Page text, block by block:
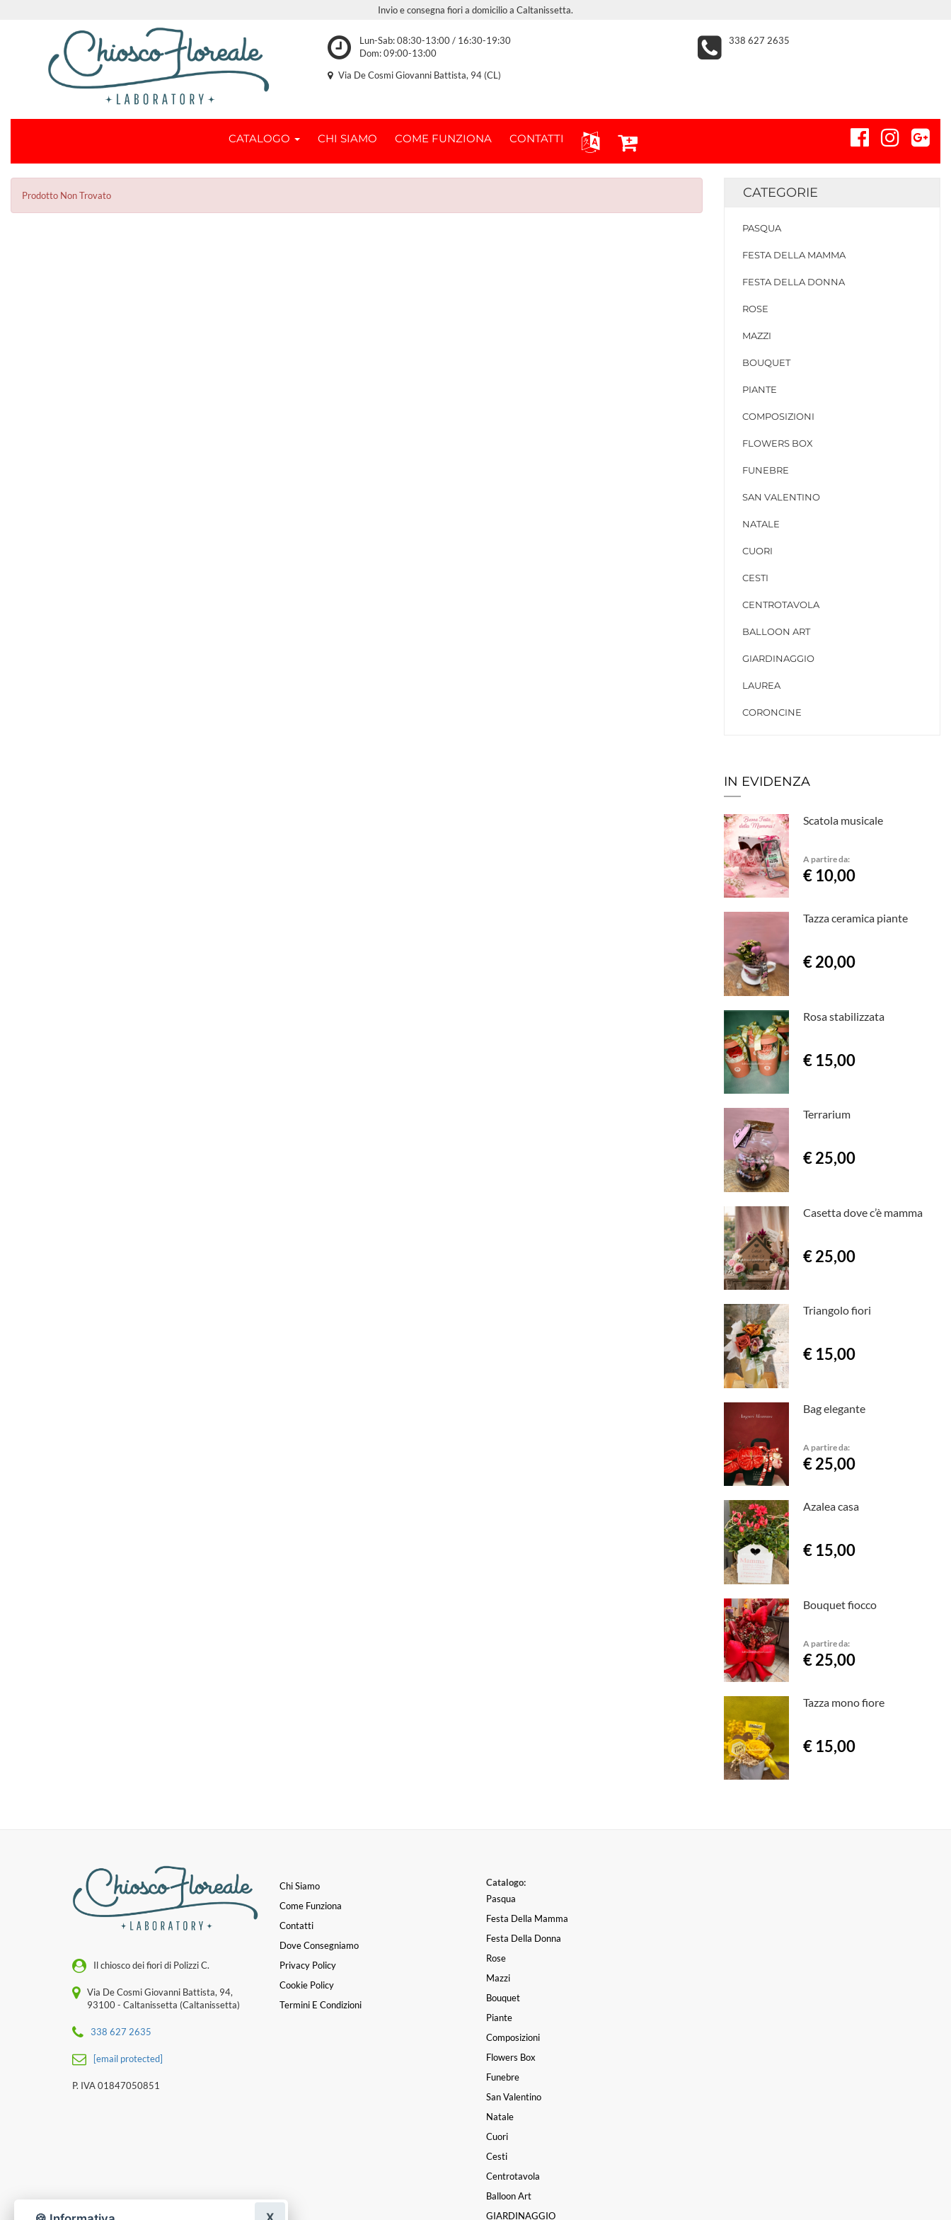
Invio e consegna fiori a domicilio a Caltanissetta.
Lun-Sab: 08:30-13:00 / 16:30-19:30
Dom: 09:00-13:00
338 627 2635
Via De Cosmi Giovanni Battista, 94 (CL)
CATALOGO CHI SIAMO COME FUNZIONA CONTATTI
Prodotto Non Trovato CATEGORIE
PASQUA
FESTA DELLA MAMMA
FESTA DELLA DONNA
ROSE
MAZZI
BOUQUET
PIANTE
COMPOSIZIONI
FLOWERS BOX
FUNEBRE
SAN VALENTINO
NATALE
CUORI
CESTI
CENTROTAVOLA
BALLOON ART
GIARDINAGGIO
LAUREA
CORONCINE
IN EVIDENZA
Scatola musicale
A partire da:
€ 10,00
Tazza ceramica piante
€ 20,00
Rosa stabilizzata
€ 15,00
Terrarium
€ 25,00
Casetta dove c’è mamma
€ 25,00
Triangolo fiori
€ 15,00
Bag elegante
A partire da:
€ 25,00
Azalea casa
€ 15,00
Bouquet fiocco
A partire da:
€ 25,00
Tazza mono fiore
€ 15,00
Il chiosco dei fiori di Polizzi C.
Via De Cosmi Giovanni Battista, 94,
93100 - Caltanissetta (Caltanissetta)
338 627 2635
[email protected]
P. IVA 01847050851
Chi Siamo
Come Funziona
Contatti
Dove Consegniamo
Privacy Policy
Cookie Policy
Termini E Condizioni
Catalogo:
Pasqua
Festa Della Mamma
Festa Della Donna
Rose
Mazzi
Bouquet
Piante
Composizioni
Flowers Box
Funebre
San Valentino
Natale
Cuori
Cesti
Centrotavola
Balloon Art
GIARDINAGGIO
X